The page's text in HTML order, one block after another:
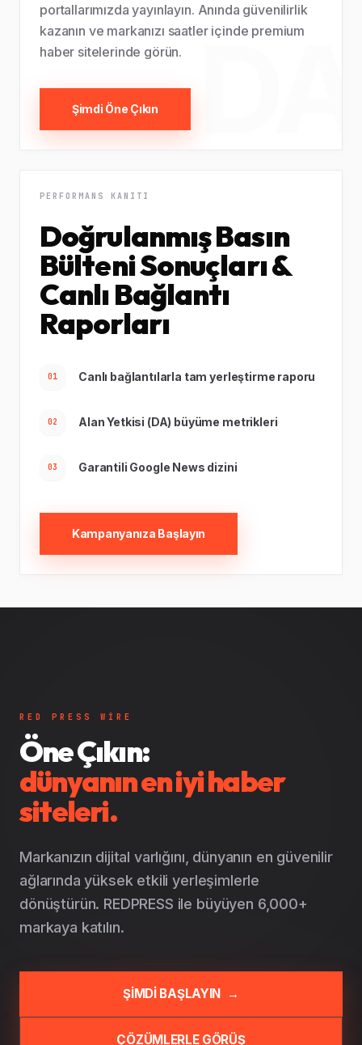
portallarımızda yayınlayın. Anında güvenilirlik
kazanın ve markanızı saatler içinde premium
haber sitelerinde görün.
Şimdi Öne Çıkın DA
PERFORMANS KANITI
Doğrulanmış Basın
Bülteni Sonuçları &
Canlı Bağlantı
Raporları
01 Canlı bağlantılarla tam yerleştirme raporu
02 Alan Yetkisi (DA) büyüme metrikleri
03 Garantili Google News dizini
Kampanyanıza Başlayın
RED PRESS WIRE
Öne Çıkın:
dünyanın en iyi haber
siteleri.
Markanızın dijital varlığını, dünyanın en güvenilir
ağlarında yüksek etkili yerleşimlerle
dönüştürün. REDPRESS ile büyüyen 6,000+
markaya katılın.
ŞİMDİ BAŞLAYIN →
ÇÖZÜMLERLE GÖRÜŞ